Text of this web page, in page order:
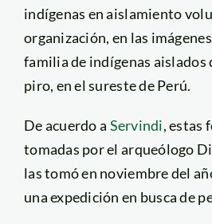
indígenas en aislamiento
organización, en las
familia de indígenas aislados
piro, en el sureste de Perú.
De acuerdo a Servindi, estas
tomadas por el arqueólogo
las tomó en noviembre del
una expedición en busca de